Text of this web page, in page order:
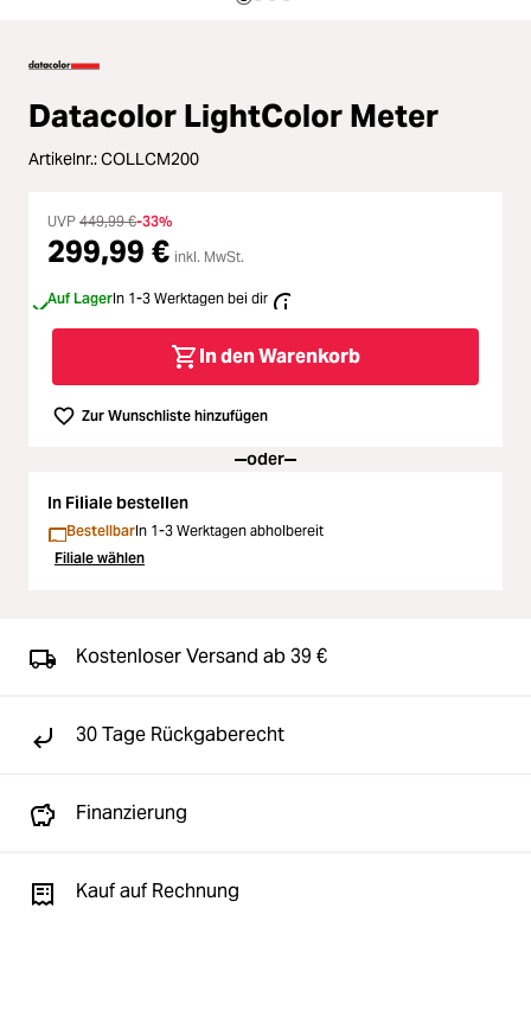
Zubehör
Loading...
Licht & Studio
Loading...
Bildbearbeitung
Loading...
Ferngläser
Loading...
Second Hand
Loading...
SALE
Loading...
Datacolor LightColor Meter
Artikelnr.:COLLCM200
UVP 449,99 €-33%
299,99 € inkl. MwSt.
Auf LagerIn 1-3 Werktagen bei dir
In den Warenkorb
Zur Wunschliste hinzufügen
oder
In Filiale bestellen
BestellbarIn 1-3 Werktagen abholbereit
Filiale wählen
Kostenloser Versand ab 39 €
30 Tage Rückgaberecht
Finanzierung
Kauf auf Rechnung